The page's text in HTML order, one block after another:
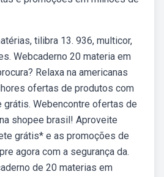
tilibra 13. 936, multicor,
Webcaderno 20 materia em
Relaxa na americanas
ofertas de produtos com
grátis. Webencontre ofertas de
shopee brasil! Aproveite
grátis* e as promoções de
agora com a segurança da.
de 20 materias em